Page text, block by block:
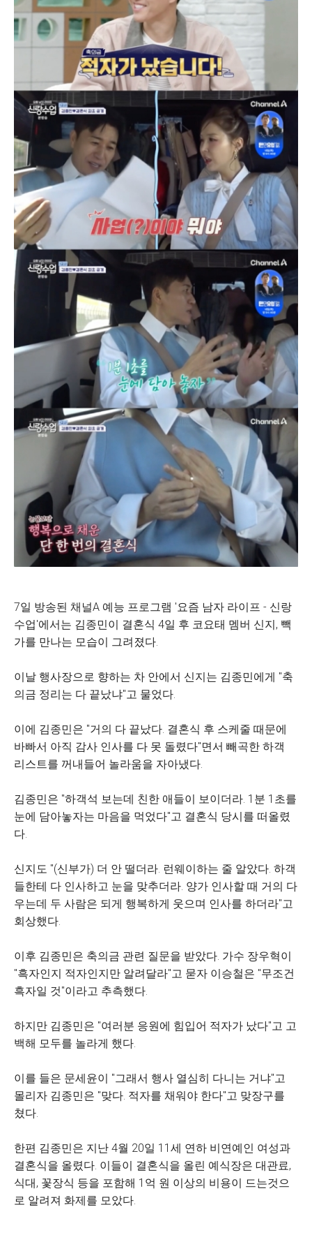
7일 방송된 채널A 예능 프로그램 '요즘 남자 라이프 - 신랑
수업'에서는 김종민이 결혼식 4일 후 코요태 멤버 신지, 빽
가를 만나는 모습이 그려졌다.
이날 행사장으로 향하는 차 안에서 신지는 김종민에게 "축
의금 정리는 다 끝났냐"고 물었다.
이에 김종민은 "거의 다 끝났다. 결혼식 후 스케줄 때문에
바빠서 아직 감사 인사를 다 못 돌렸다"면서 빼곡한 하객
리스트를 꺼내들어 놀라움을 자아냈다.
김종민은 "하객석 보는데 친한 애들이 보이더라. 1분 1초를
눈에 담아놓자는 마음을 먹었다"고 결혼식 당시를 떠올렸
다.
신지도 "(신부가) 더 안 떨더라. 런웨이하는 줄 알았다. 하객
들한테 다 인사하고 눈을 맞추더라. 양가 인사할 때 거의 다
우는데 두 사람은 되게 행복하게 웃으며 인사를 하더라"고
회상했다.
이후 김종민은 축의금 관련 질문을 받았다. 가수 장우혁이
"흑자인지 적자인지만 알려달라"고 묻자 이승철은 "무조건
흑자일 것"이라고 추측했다.
하지만 김종민은 "여러분 응원에 힘입어 적자가 났다"고 고
백해 모두를 놀라게 했다.
이를 들은 문세윤이 "그래서 행사 열심히 다니는 거냐"고
몰리자 김종민은 "맞다. 적자를 채워야 한다"고 맞장구를
쳤다.
한편 김종민은 지난 4월 20일 11세 연하 비연예인 여성과
결혼식을 올렸다. 이들이 결혼식을 올린 예식장은 대관료,
식대, 꽃장식 등을 포함해 1억 원 이상의 비용이 드는것으
로 알려져 화제를 모았다.